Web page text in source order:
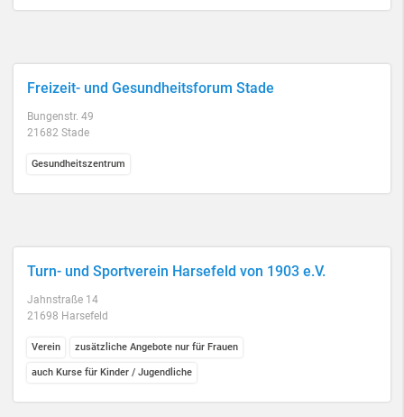
Freizeit- und Gesundheitsforum Stade
Bungenstr. 49
21682 Stade
Gesundheitszentrum
Turn- und Sportverein Harsefeld von 1903 e.V.
Jahnstraße 14
21698 Harsefeld
Verein zusätzliche Angebote nur für Frauen
auch Kurse für Kinder / Jugendliche